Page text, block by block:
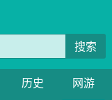
搜索
历史
网游